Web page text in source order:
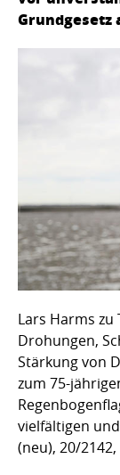
Grundgesetz
Lars Harms zu
Drohungen,
Stärkung von
zum 75-
vielfältigen
(neu), 20/